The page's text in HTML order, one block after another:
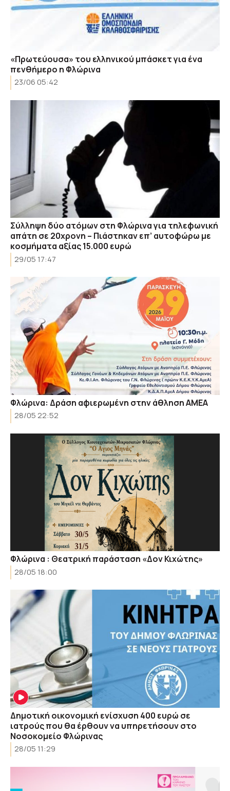
«Πρωτεύουσα» του ελληνικού μπάσκετ για ένα
πενθήμερο η Φλώρινα
23/06 05:42
Σύλληψη δύο ατόμων στη Φλώρινα για τηλεφωνική
απάτη σε 20χρονη – Πιάστηκαν επ’ αυτοφώρω με
κοσμήματα αξίας 15.000 ευρώ
29/05 17:47
Φλώρινα: Δράση αφιερωμένη στην άθληση ΑΜΕΑ
28/05 22:52
Φλώρινα : Θεατρική παράσταση «Δον Κιχώτης»
28/05 18:00
Δημοτική οικονομική ενίσχυση 400 ευρώ σε
ιατρούς που θα έρθουν να υπηρετήσουν στο
Νοσοκομείο Φλώρινας
28/05 11:29